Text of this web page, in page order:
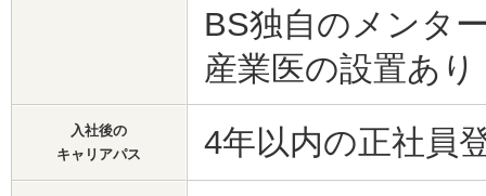
BS独自のメンタ
産業医の設置あり
入社後の
キャリアパス
4年以内の正社員